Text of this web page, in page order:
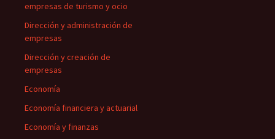
empresas de turismo y ocio
Dirección y administración de
empresas
Dirección y creación de
empresas
Economía
Economía financiera y actuarial
Economía y finanzas